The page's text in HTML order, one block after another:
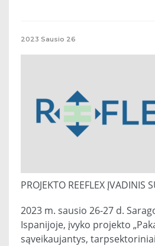
2023 Sausio 26
PROJEKTO REEFLEX ĮVADINIS
2023 m. sausio 26-27 d.
Ispanijoje, įvyko projekto
sąveikaujantys,